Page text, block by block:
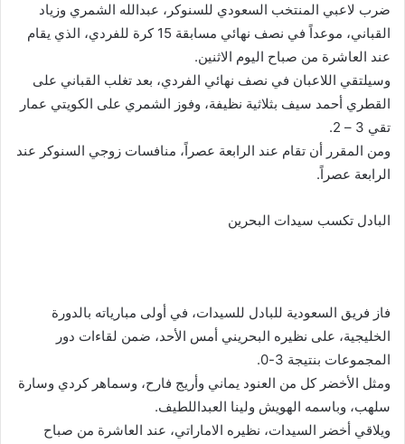
ضرب لاعبي المنتخب السعودي للسنوكر، عبدالله الشمري وزياد
القباني، موعداً في نصف نهائي مسابقة 15 كرة للفردي، الذي يقام
عند العاشرة من صباح اليوم الاثنين.
وسيلتقي اللاعبان في نصف نهائي الفردي، بعد تغلب القباني على
القطري أحمد سيف بثلاثية نظيفة، وفوز الشمري على الكويتي عمار
تقي 3 – 2.
ومن المقرر أن تقام عند الرابعة عصراً، منافسات زوجي السنوكر عند
الرابعة عصراً.
البادل تكسب سيدات البحرين
فاز فريق السعودية للبادل للسيدات، في أولى مبارياته بالدورة
الخليجية، على نظيره البحريني أمس الأحد، ضمن لقاءات دور
المجموعات بنتيجة 3-0.
ومثل الأخضر كل من العنود يماني وأريج فارح، وسماهر كردي وسارة
سلهب، وباسمه الهويش ولينا العبداللطيف.
ويلاقي أخضر السيدات، نظيره الاماراتي، عند العاشرة من صباح